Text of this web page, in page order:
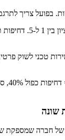
בפועל צריך
אחת הדרכים
שונה
של חברה שמספקת